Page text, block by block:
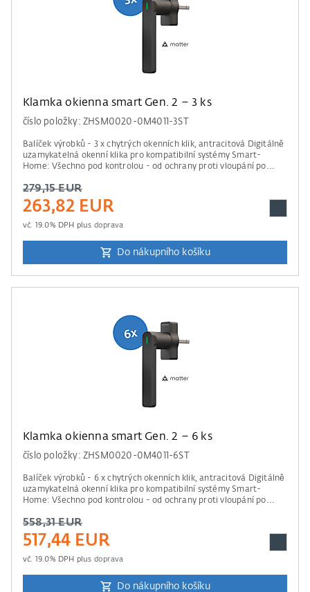
Klamka okienna smart Gen. 2 – 3 ks
číslo položky: ZHSM0020-0M4011-3ST
Balíček výrobků - 3 x chytrých okenních klik, antracitová Digitálně
uzamykatelná okenní klika pro kompatibilní systémy Smart-
Home: Všechno pod kontrolou - od ochrany proti vloupání po
potřebná řídící jednotka od Apple Home, Amazon Alexa, Google
Home nebo Samsung SmartThings. Prosím mějte na paměti údaje
279,15 EUR
263,82 EUR
vč. 19.0% DPH plus doprava
Do nákupního košíku
Klamka okienna smart Gen. 2 – 6 ks
číslo položky: ZHSM0020-0M4011-6ST
Balíček výrobků - 6 x chytrých okenních klik, antracitová Digitálně
uzamykatelná okenní klika pro kompatibilní systémy Smart-
Home: Všechno pod kontrolou - od ochrany proti vloupání po
potřebná řídící jednotka od Apple Home, Amazon Alexa, Google
Home nebo Samsung SmartThings. Prosím mějte na paměti údaje
558,31 EUR
517,44 EUR
vč. 19.0% DPH plus doprava
Do nákupního košíku